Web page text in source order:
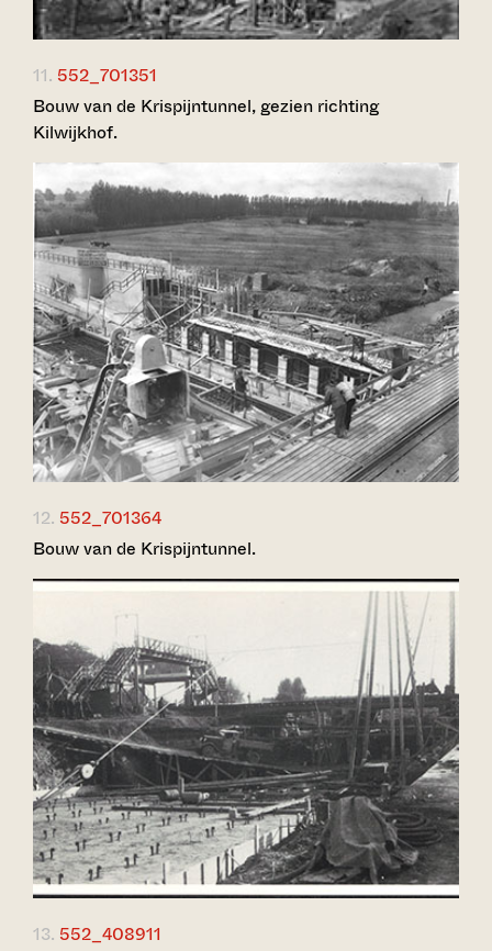
11. 552_701351
Bouw van de Krispijntunnel, gezien richting
Kilwijkhof.
12. 552_701364
Bouw van de Krispijntunnel.
13. 552_408911